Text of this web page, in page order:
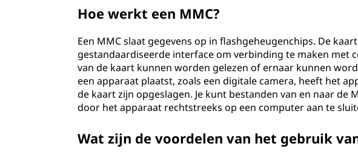
Hoe werkt een MMC?
Een MMC slaat gegevens op in flashgeheugenchips. De
gestandaardiseerde interface om verbinding te maken met
van de kaart kunnen worden gelezen of ernaar kunnen
een apparaat plaatst, zoals een digitale camera, heeft het
de kaart zijn opgeslagen. Je kunt bestanden van en naar de
door het apparaat rechtstreeks op een computer aan te
Wat zijn de voordelen van het gebruik